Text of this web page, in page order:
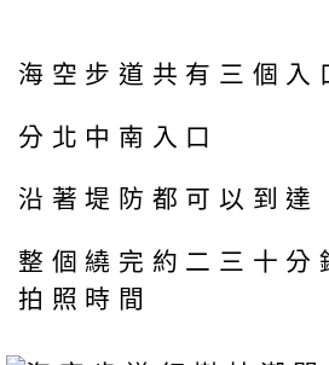
海空步道共有三個入
分北中南入口
沿著堤防都可以到達
整個繞完約二三十分
拍照時間